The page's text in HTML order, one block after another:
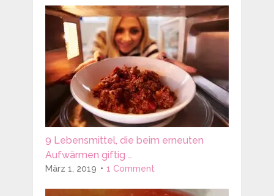
9 Lebensmittel, die beim erneuten
Aufwärmen giftig …
März 1, 2019 1 Comment